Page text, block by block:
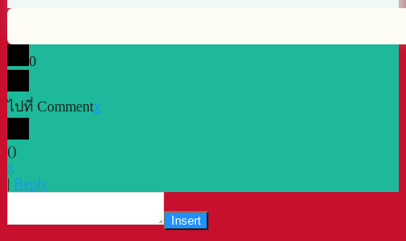
0
ไปที่ Commentx
()
x
| Reply
Insert